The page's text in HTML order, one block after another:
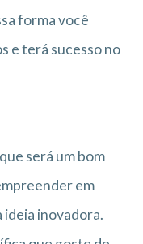
forma você
e terá sucesso no
será um bom
em
ideia inovadora.